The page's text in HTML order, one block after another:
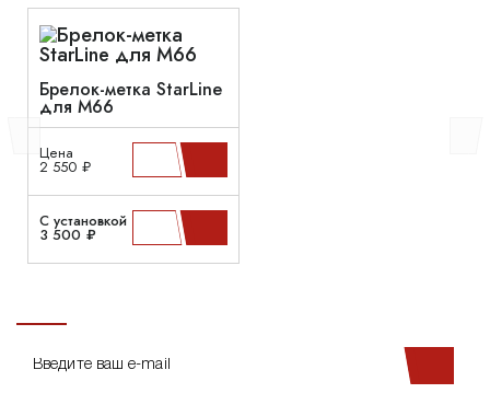
Брелок-метка StarLine
для M66
Цена
2 550 ₽
С установкой
3 500 ₽